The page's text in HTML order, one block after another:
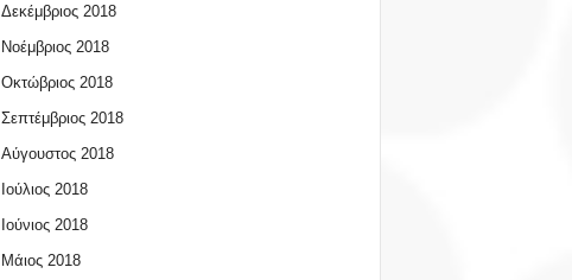
Δεκέμβριος 2018
Νοέμβριος 2018
Οκτώβριος 2018
Σεπτέμβριος 2018
Αύγουστος 2018
Ιούλιος 2018
Ιούνιος 2018
Μάιος 2018